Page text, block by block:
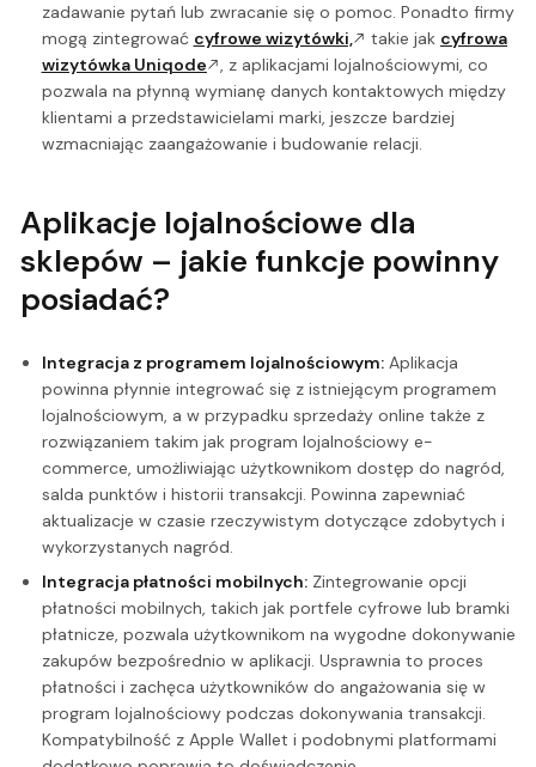
zadawanie pytań lub zwracanie się o pomoc. Ponadto firmy
mogą zintegrować cyfrowe wizytówki, takie jak cyfrowa
wizytówka Uniqode
, z aplikacjami lojalnościowymi, co
pozwala na płynną wymianę danych kontaktowych między
klientami a przedstawicielami marki, jeszcze bardziej
wzmacniając zaangażowanie i budowanie relacji.
Aplikacje lojalnościowe dla
sklepów – jakie funkcje powinny
posiadać?
Integracja z programem lojalnościowym:Aplikacja
powinna płynnie integrować się z istniejącym programem
lojalnościowym, a w przypadku sprzedaży online także z
rozwiązaniem takim jak program lojalnościowy e-
commerce, umożliwiając użytkownikom dostęp do nagród,
salda punktów i historii transakcji. Powinna zapewniać
aktualizacje w czasie rzeczywistym dotyczące zdobytych i
wykorzystanych nagród.
Integracja płatności mobilnych:Zintegrowanie opcji
płatności mobilnych, takich jak portfele cyfrowe lub bramki
płatnicze, pozwala użytkownikom na wygodne dokonywanie
zakupów bezpośrednio w aplikacji. Usprawnia to proces
płatności i zachęca użytkowników do angażowania się w
program lojalnościowy podczas dokonywania transakcji.
Kompatybilność z Apple Wallet i podobnymi platformami